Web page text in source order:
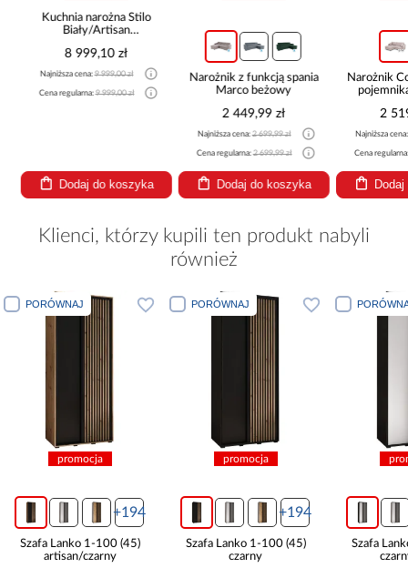
Kuchnia narożna Stilo
Biały/Artisan
8 999,10 zł
Najniższa cena:9 999,00 zł
Cena regularna:9 999,00 zł
Dodaj do koszyka
Narożnik z funkcją spania
Marco beżowy
2 449,99 zł
Najniższa cena:2 699,99 zł
Cena regularna:2 699,99 zł
Dodaj do koszyka
Narożnik
2
Najniższa
Cena
Klienci, którzy kupili ten produkt nabyli
również
PORÓWNAJ
promocja
+194
Szafa Lanko 1-100 (45)
artisan/czarny
PORÓWNAJ
promocja
+194
Szafa Lanko 1-100 (45)
czarny
Szafa